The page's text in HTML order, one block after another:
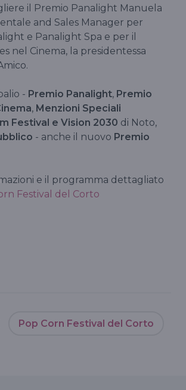
il Premio Panalight Manuela
and Sales Manager per
e Panalight Spa e per il
nel Cinema, la presidentessa
- Premio Panalight, Premio
, Menzioni Speciali
Festival e Vision 2030 di Noto,
- anche il nuovo Premio
e il programma dettagliato
Festival del Corto
Pop Corn Festival del Corto